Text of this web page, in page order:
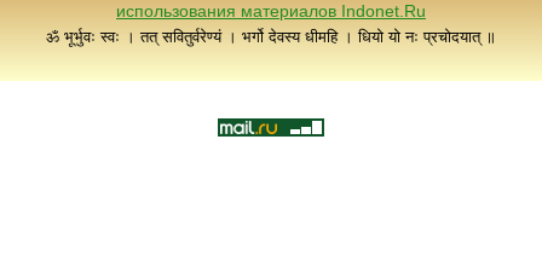
использования материалов Indonet.Ru
ॐ भूर्भुवः स्वः । तत् सवितुर्वरेण्यं । भर्गो देवस्य धीमहि । धियो यो नः प्रचोदयात् ॥